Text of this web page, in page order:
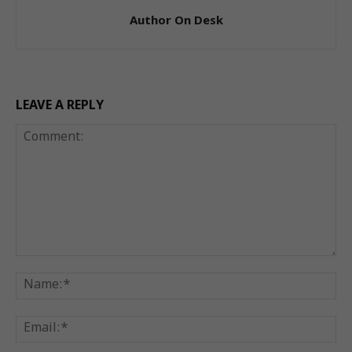
Author On Desk
LEAVE A REPLY